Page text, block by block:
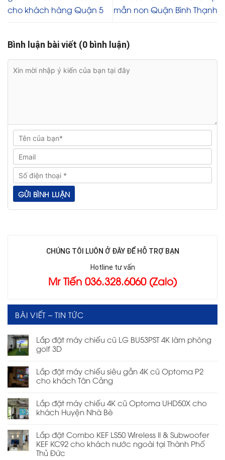
CHÚNG TÔI LUÔN Ở ĐÂY ĐỂ HỖ TRỢ BẠN
Hotline tư vấn
Mr Tiến 036.328.6060 (Zalo)
BÀI VIẾT – TIN TỨC
Lắp đặt máy chiếu cũ LG BU53PST 4K làm phòng
golf 3D
Lắp đặt máy chiếu siêu gần 4K cũ Optoma P2
cho khách Tân Cảng
Lắp đặt máy chiếu 4K cũ Optoma UHD50X cho
khách Huyện Nhà Bè
Lắp đặt Combo KEF LS50 Wireless II & Subwoofer
KEF KC92 cho khách nước ngoài tại Thành Phố
Thủ Đức
cho khách hàng Quận 5
mần non Quận Bình Thạnh
Bình luận bài viết (0 bình luận)